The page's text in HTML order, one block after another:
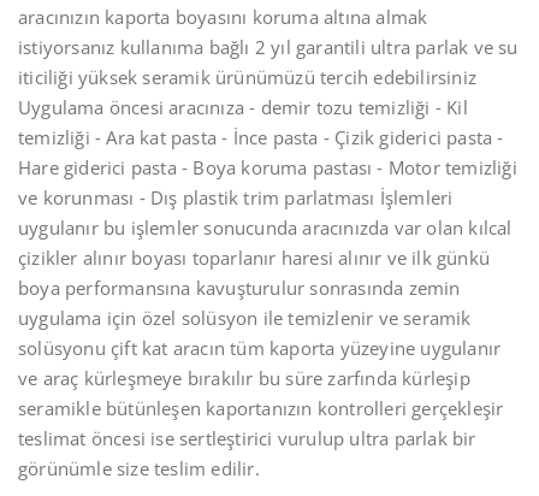
aracınızın kaporta boyasını koruma altına almak
istiyorsanız kullanıma bağlı 2 yıl garantili ultra parlak ve su
iticiliği yüksek seramik ürünümüzü tercih edebilirsiniz
Uygulama öncesi aracınıza ⁃ demir tozu temizliği ⁃ Kil
temizliği ⁃ Ara kat pasta ⁃ İnce pasta ⁃ Çizik giderici pasta ⁃
Hare giderici pasta ⁃ Boya koruma pastası ⁃ Motor temizliği
ve korunması ⁃ Dış plastik trim parlatması İşlemleri
uygulanır bu işlemler sonucunda aracınızda var olan kılcal
çizikler alınır boyası toparlanır haresi alınır ve ilk günkü
boya performansına kavuşturulur sonrasında zemin
uygulama için özel solüsyon ile temizlenir ve seramik
solüsyonu çift kat aracın tüm kaporta yüzeyine uygulanır
ve araç kürleşmeye bırakılır bu süre zarfında kürleşip
seramikle bütünleşen kaportanızın kontrolleri gerçekleşir
teslimat öncesi ise sertleştirici vurulup ultra parlak bir
görünümle size teslim edilir.